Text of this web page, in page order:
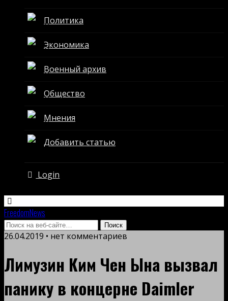
Политика
Экономика
Военный архив
Общество
Мнения
Добавить статью
Login
FreedomNews
26.04.2019 • нет комментариев
Лимузин Ким Чен Ына вызвал
панику в концерне Daimler